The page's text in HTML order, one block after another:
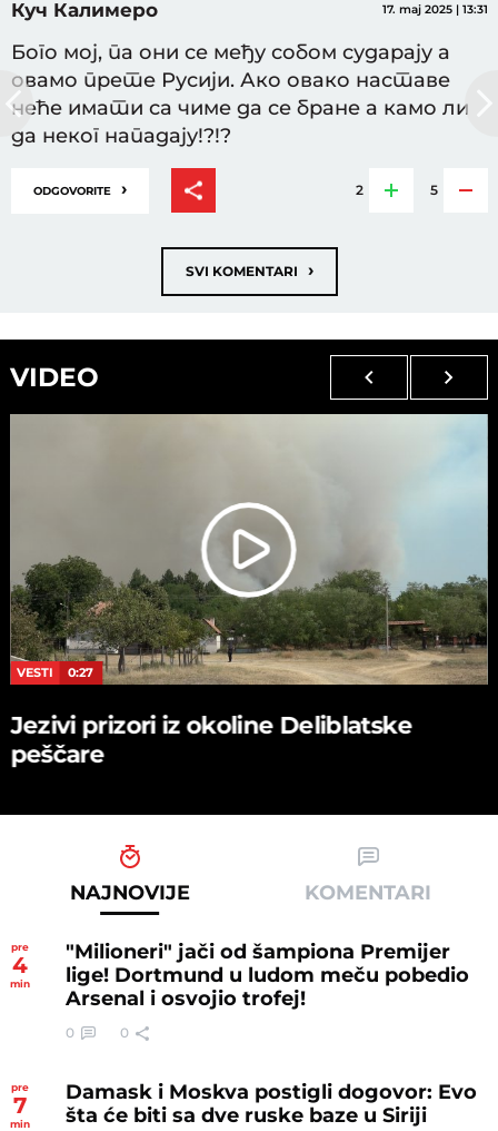
Куч Калимеро 17. maj 2025 | 13:31
Бого мој, па они се међу собом сударају а
овамо прете Русији. Ако овако наставе
неће имати са чиме да се бране а камо ли
да неког нападају!?!?
ODGOVORITE › 2 5
SVI KOMENTARI ›
VIDEO
VESTI 0:27
Jezivi prizori iz okoline Deliblatske
peščare
NAJNOVIJE KOMENTARI
pre
4
min
"Milioneri" jači od šampiona Premijer
lige! Dortmund u ludom meču pobedio
Arsenal i osvojio trofej!
0 0
pre
7
min
Damask i Moskva postigli dogovor: Evo
šta će biti sa dve ruske baze u Siriji